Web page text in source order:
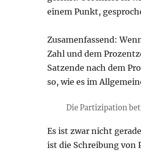
einem Punkt,
Zusamenfassend:
Zahl und dem
Satzende nach dem
so, wie es im
Die Partizipation
Es ist zwar nicht
ist die Schreibung von